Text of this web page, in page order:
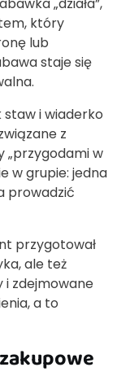
„działa”,
który
lub
staje się
i wiaderko
z
„przygodami w
w grupie: jedna
prowadzić
przygotował
ale też
i zdejmowane
a to